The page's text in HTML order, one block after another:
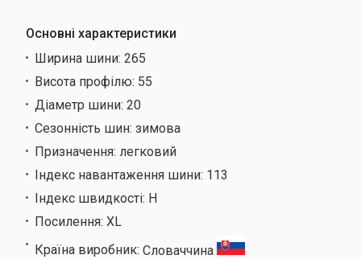
Основні характеристики
Ширина шини: 265
Висота профілю: 55
Діаметр шини: 20
Сезонність шин: зимова
Призначення: легковий
Індекс навантаження шини: 113
Індекс швидкості: H
Посилення: XL
Країна виробник: Словаччина